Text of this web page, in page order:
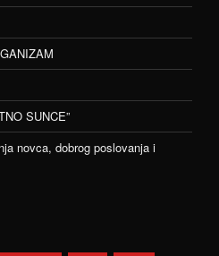
SUNCE”
novca, dobrog poslovanja i